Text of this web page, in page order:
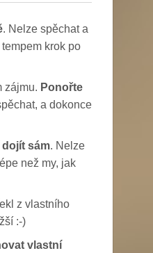
. Nelze spěchat a
krok po
zájmu. Ponořte
a dokonce
sám. Nelze
než my, jak
z vlastního
:-)
vlastní